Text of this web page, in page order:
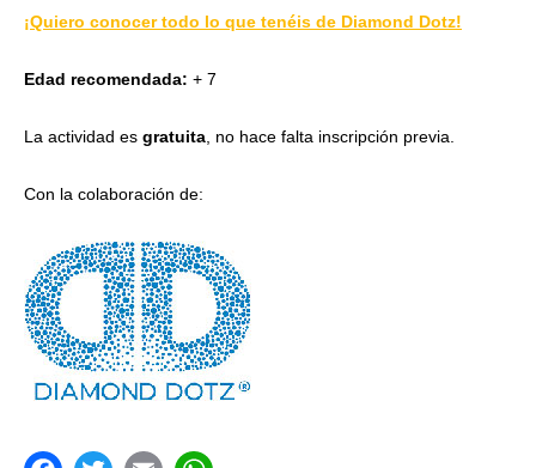
¡Quiero conocer todo lo que tenéis de Diamond Dotz!
Edad recomendada: + 7
La actividad es gratuita, no hace falta inscripción previa.
Con la colaboración de: